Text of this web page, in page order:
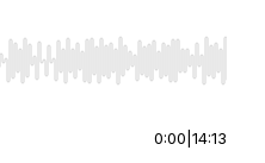
seek, Home/End to jump to
0:00 14:13